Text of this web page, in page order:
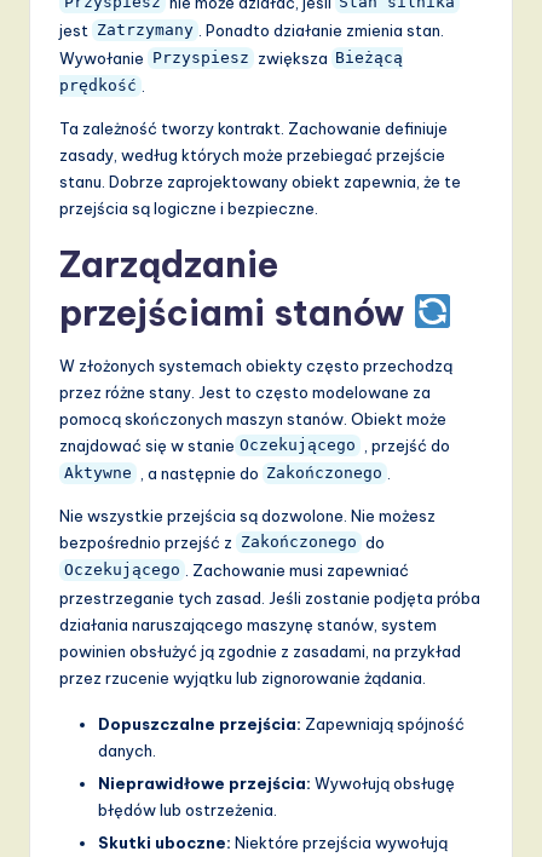
jest Zatrzymany . Ponadto działanie zmienia stan.
Wywołanie Przyspiesz zwiększa Bieżącą
prędkość .
Ta zależność tworzy kontrakt. Zachowanie definiuje
zasady, według których może przebiegać przejście
stanu. Dobrze zaprojektowany obiekt zapewnia, że te
przejścia są logiczne i bezpieczne.
Zarządzanie
przejściami stanów
W złożonych systemach obiekty często przechodzą
przez różne stany. Jest to często modelowane za
pomocą skończonych maszyn stanów. Obiekt może
znajdować się w stanie Oczekującego , przejść do
Aktywne , a następnie do Zakończonego
Nie wszystkie przejścia są dozwolone. Nie możesz
bezpośrednio przejść z Zakończonego do
Oczekującego . Zachowanie musi zapewniać
przestrzeganie tych zasad. Jeśli zostanie podjęta próba
działania naruszającego maszynę stanów, system
powinien obsłużyć ją zgodnie z zasadami, na przykład
przez rzucenie wyjątku lub zignorowanie żądania.
Dopuszczalne przejścia: Zapewniają spójność
danych.
Nieprawidłowe przejścia: Wywołują obsługę
błędów lub ostrzeżenia.
Skutki uboczne: Niektóre przejścia wywołują